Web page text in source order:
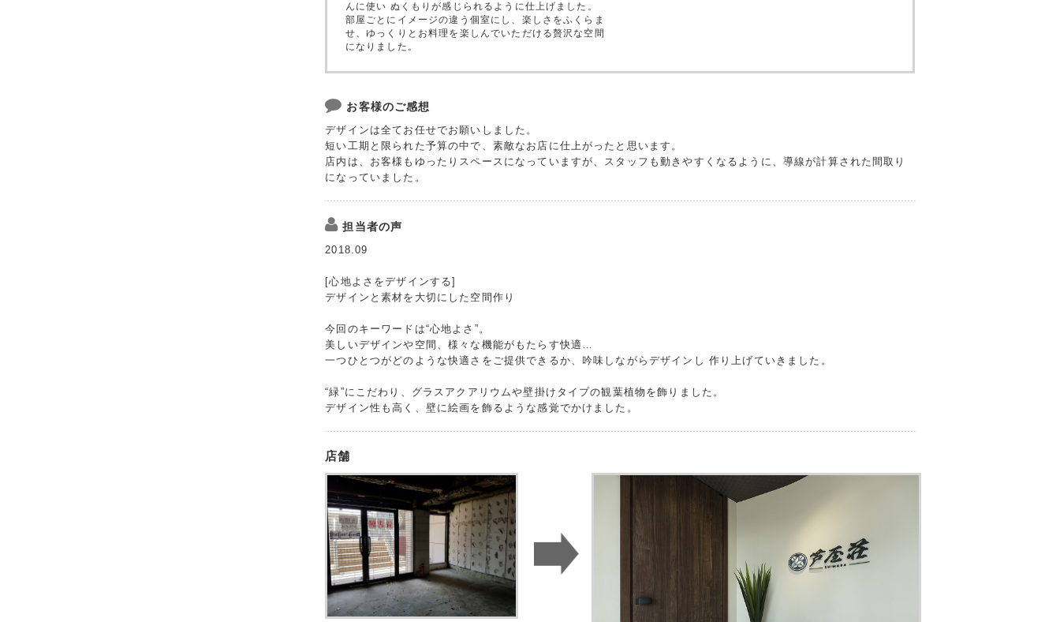
んに使い ぬくもりが感じられるように仕上げました。
部屋ごとにイメージの違う個室にし、楽しさをふくらま
せ、ゆっくりとお料理を楽しんでいただける贅沢な空間
になりました。
お客様のご感想
デザインは全てお任せでお願いしました。
短い工期と限られた予算の中で、素敵なお店に仕上がったと思います。
店内は、お客様もゆったりスペースになっていますが、スタッフも動きやすくなるように、導線が計算された間取り
になっていました。
担当者の声
2018.09
[心地よさをデザインする]
デザインと素材を大切にした空間作り
今回のキーワードは“心地よさ”。
美しいデザインや空間、様々な機能がもたらす快適…
一つひとつがどのような快適さをご提供できるか、吟味しながらデザインし 作り上げていきました。
“緑”にこだわり、グラスアクアリウムや壁掛けタイプの観葉植物を飾りました。
デザイン性も高く、壁に絵画を飾るような感覚でかけました。
店舗